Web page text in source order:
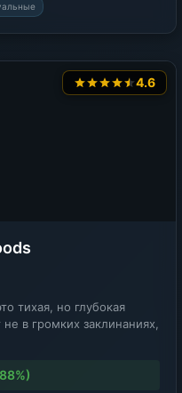
4.6
тихая, но глубокая
в громких заклинаниях,